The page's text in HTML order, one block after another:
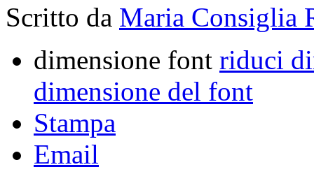
Scritto da Maria Consiglia
dimensione font riduci
dimensione del font
Stampa
Email